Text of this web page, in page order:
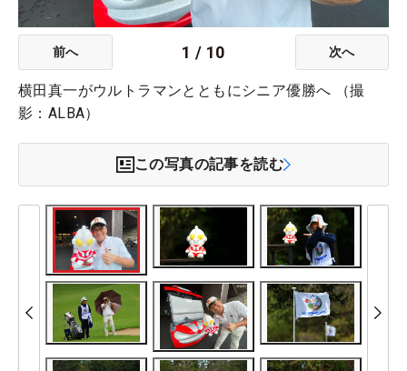
前へ 1 / 10 次へ
横田真一がウルトラマンとともにシニア優勝へ （撮
影：ALBA）
この写真の記事を読む